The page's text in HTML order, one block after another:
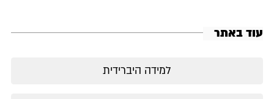
עוד באתר
למידה היברידית